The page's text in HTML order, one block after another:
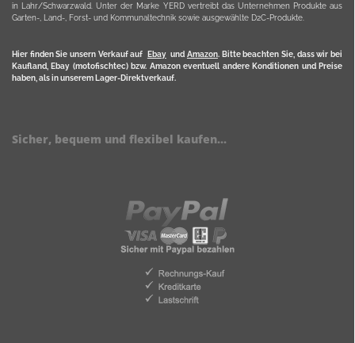
in Lahr/Schwarzwald. Unter der Marke YERD vertreibt das Unternehmen Produkte aus
Garten-, Land-, Forst- und Kommunaltechnik sowie ausgewählte D2C-Produkte.
Hier finden Sie unsern Verkauf auf Ebayund Amazon. Bitte beachten Sie, dass wir bei
Kaufland, Ebay (motofischtec) bzw. Amazon eventuell andere Konditionen und Preise
haben, als in unserem Lager-Direktverkauf.
Sicher, bequem und flexibel kaufen...